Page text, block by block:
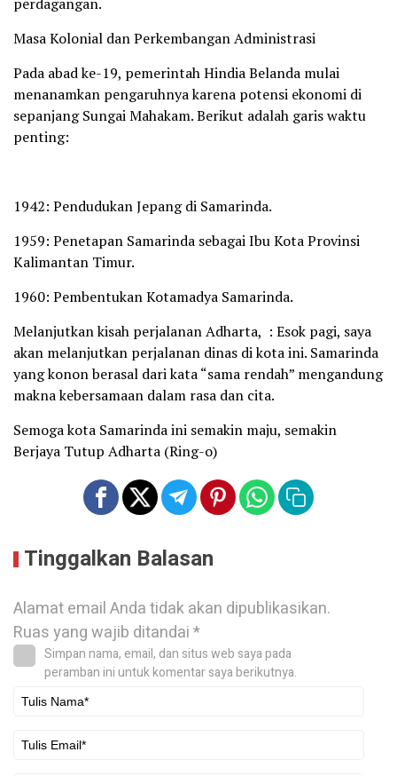
Masa Kolonial dan Perkembangan Administrasi
Pada abad ke-19, pemerintah Hindia Belanda mulai
menanamkan pengaruhnya karena potensi ekonomi di
sepanjang Sungai Mahakam. Berikut adalah garis waktu
penting:
1942: Pendudukan Jepang di Samarinda.
1959: Penetapan Samarinda sebagai Ibu Kota Provinsi
Kalimantan Timur.
1960: Pembentukan Kotamadya Samarinda.
Melanjutkan kisah perjalanan Adharta, : Esok pagi, saya
akan melanjutkan perjalanan dinas di kota ini. Samarinda
yang konon berasal dari kata “sama rendah” mengandung
makna kebersamaan dalam rasa dan cita.
Semoga kota Samarinda ini semakin maju, semakin
Berjaya Tutup Adharta (Ring-o)
Tinggalkan Balasan
Alamat email Anda tidak akan dipublikasikan.
Ruas yang wajib ditandai*
Simpan nama, email, dan situs web saya pada
peramban ini untuk komentar saya berikutnya.